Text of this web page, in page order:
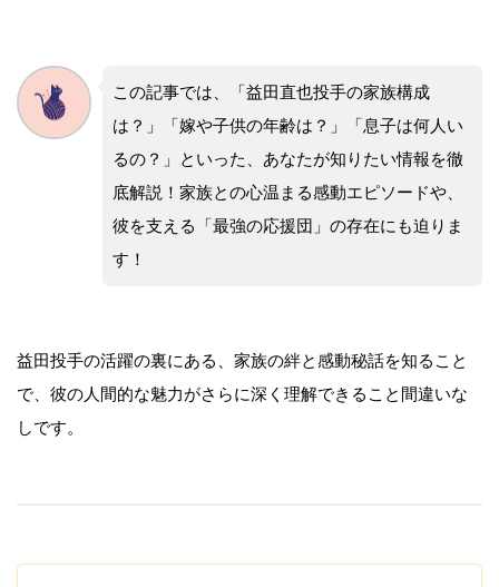
この記事では、「益田直也投手の家族構成
は？」「嫁や子供の年齢は？」「息子は何人い
るの？」といった、あなたが知りたい情報を徹
底解説！家族との心温まる感動エピソードや、
彼を支える「最強の応援団」の存在にも迫りま
す！
益田投手の活躍の裏にある、家族の絆と感動秘話を知ること
で、彼の人間的な魅力がさらに深く理解できること間違いな
しです。